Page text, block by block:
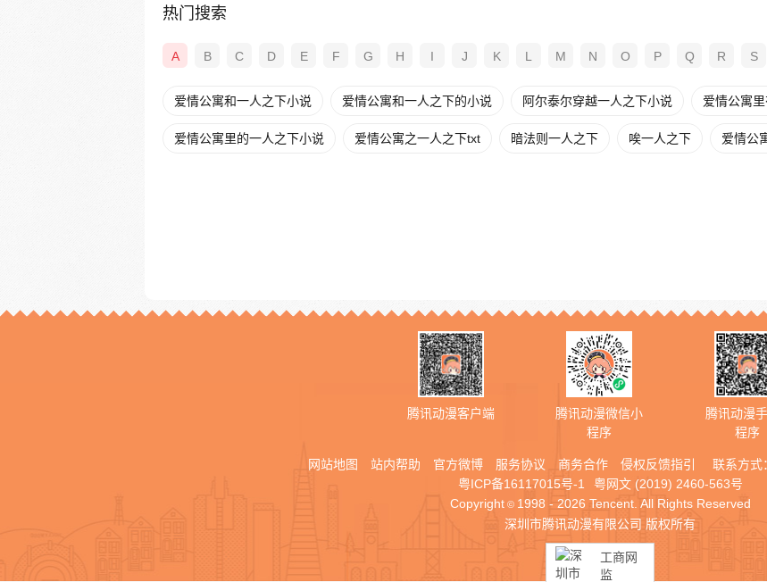
热门搜索
A B C D E F G H I J K L M N O P Q R S
爱情公寓和一人之下小说 爱情公寓和一人之下的小说 阿尔泰尔穿越一人之下小说 爱情公寓
爱情公寓里的一人之下小说 爱情公寓之一人之下txt 暗法则一人之下 唉一人之下 爱情公
腾讯动漫客户端
腾讯动漫微信小
程序
腾讯动漫
程序
网站地图 站内帮助 官方微博 服务协议 商务合作 侵权反馈指引 联系方式：
粤ICP备16117015号-1
粤网文 (2019) 2460-563号
Copyright © 1998 - 2026 Tencent. All Rights Reserved
深圳市腾讯动漫有限公司 版权所有
工商网
监